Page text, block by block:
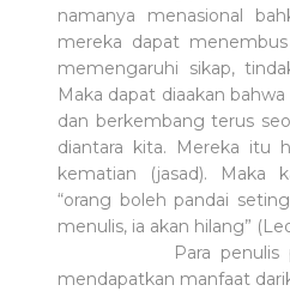
namanya menasional
mereka dapat
memengaruhi sikap,
Maka dapat diaakan
dan berkembang terus
diantara kita. Mereka itu
kematian (jasad). Maka
“orang boleh pandai
menulis, ia akan hilang”
Para penulis
mendapatkan manfaat